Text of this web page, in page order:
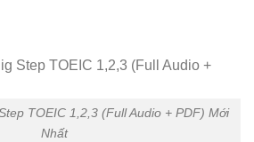
TOEIC 1,2,3 (Full Audio + PDF) Mới
Nhất